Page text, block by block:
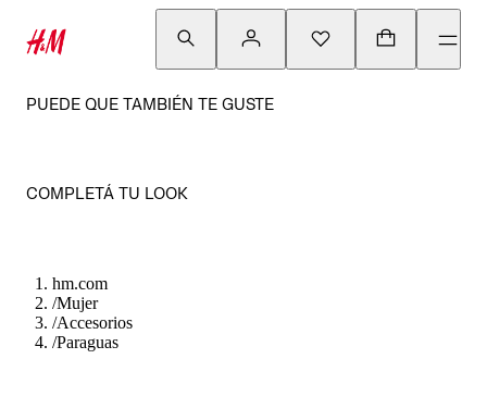
PUEDE QUE TAMBIÉN TE GUSTE
COMPLETÁ TU LOOK
hm.com
/Mujer
/Accesorios
/Paraguas